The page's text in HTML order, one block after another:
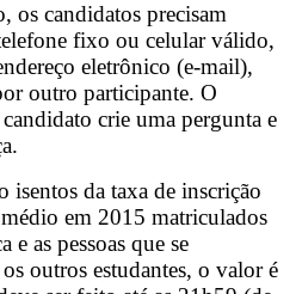
os candidatos precisam
fixo ou celular válido,
eletrônico (e-mail),
outro participante. O
crie uma pergunta e
isentos da taxa de inscrição
em 2015 matriculados
e as pessoas que se
outros estudantes, o valor é